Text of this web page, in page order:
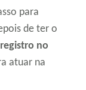
para
de ter o
registro no
atuar na